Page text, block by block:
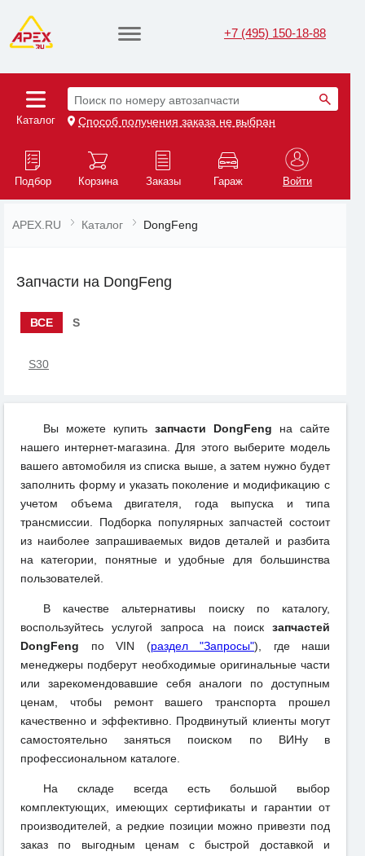
+7 (495) 150-18-88
Каталог
Поиск по номеру автозапчасти
Способ получения заказа не выбран
Подбор Корзина Заказы Гараж Войти
APEX.RU Каталог DongFeng
Запчасти на DongFeng
ВСЕ S
S30
Вы можете купить запчасти DongFeng на сайте
нашего интернет-магазина. Для этого выберите модель
вашего автомобиля из списка выше, а затем нужно будет
заполнить форму и указать поколение и модификацию с
учетом объема двигателя, года выпуска и типа
трансмиссии. Подборка популярных запчастей состоит
из наиболее запрашиваемых видов деталей и разбита
на категории, понятные и удобные для большинства
пользователей.
В качестве альтернативы поиску по каталогу,
воспользуйтесь услугой запроса на поиск запчастей
DongFeng по VIN (раздел "Запросы"), где наши
менеджеры подберут необходимые оригинальные части
или зарекомендовавшие себя аналоги по доступным
ценам, чтобы ремонт вашего транспорта прошел
качественно и эффективно. Продвинутый клиенты могут
самостоятельно заняться поиском по ВИНу в
профессиональном каталоге.
На складе всегда есть большой выбор
комплектующих, имеющих сертификаты и гарантии от
производителей, а редкие позиции можно привезти под
заказ по выгодным ценам с быстрой доставкой и